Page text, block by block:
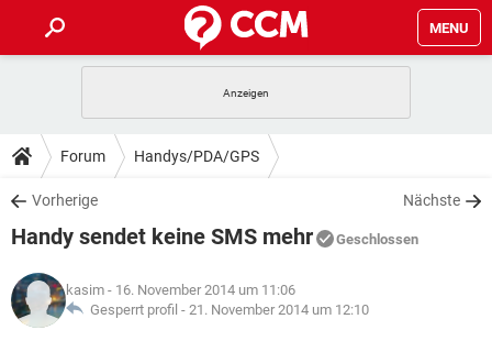
MENU
ANDROID IOS
WINDOWS 10
WHATSAPP TIKTOK
FACEBOOK
TIPPS & TRICKS
SPIELE STREAMING
WHATSAPP TIKTOK
FACEBOOK
DOWNLOADS
SPIELE STREAMING
ANDROID
WINDOWS 10 INSTAGRAM
FORUM
SPIELE STREAMING
ANDROID
LEXIKON
Forum Handys/PDA/GPS
Vorherige Nächste
Handy sendet keine SMS mehr Geschlossen
kasim - 16. November 2014 um 11:06
Gesperrt profil - 21. November 2014 um 12:10